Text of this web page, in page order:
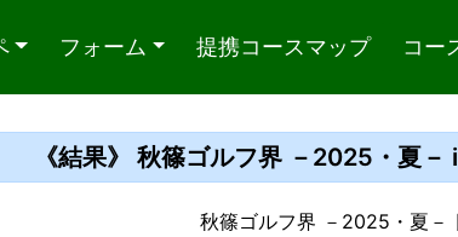
フォーム 提携コースマップ コー
《結果》 秋篠ゴルフ界 －2025・夏
秋篠ゴルフ界 －2025・夏－